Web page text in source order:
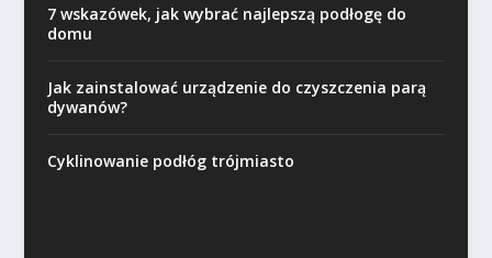
7 wskazówek, jak wybrać najlepszą podłogę do
domu
Jak zainstalować urządzenie do czyszczenia parą
dywanów?
Cyklinowanie podłóg trójmiasto